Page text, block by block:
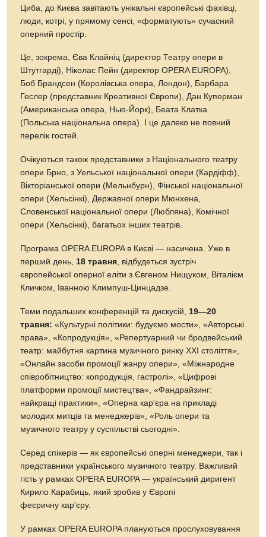
Циба, до Києва завітають унікальні європейські фахівці,
люди, котрі, у прямому сенсі, «форматують» сучасний
оперний простір.
Це, зокрема, Єва Клайніц (директор Театру опери в
Штутгарді), Ніколас Пейн (директор OPERA EUROPA),
Боб Брандсен (Королівська опера, Лондон), Барбара
Геслер (представник Креативної Європи), Дан Куперман
(Американська опера, Нью-Йорк), Беата Клатка
(Польська національна опера). І це далеко не повний
перелік гостей.
Очікуються також представники з Національного театру
опери Брно, з Уельської національної опери (Кардіфф),
Вікторіанської опери (Мельнбурн), Фінської національної
опери (Хельсінкі), Державної опери Мюнхена,
Словенської національної опери (Любляна), Комічної
опери (Хельсінкі), багатьох інших театрів.
Програма OPERA EUROPA в Києві — насичена. Уже в
перший день,18 травня, відбудеться зустріч
європейської оперної еліти з Євгеном Нищуком, Віталієм
Кличком, Іванною Климпуш-Цинцадзе.
Теми подальших конференцій та дискусій,19—20
травня: «Культурні політики: будуємо мости», «Авторські
права», «Копродукція», «Репертуарний чи бродвейський
театр: майбутня картина музичного ринку ХХІ століття»,
«Онлайн засоби промоції жанру опери», «Міжнародне
співробітництво: копродукція, гастролі», «Цифрові
платформи промоції мистецтва», «Фандрайзинг:
найкращі практики», «Оперна кар'єра на прикладі
молодих митців та менеджерів», «Роль опери та
музичного театру у суспільстві сьогодні».
Серед спікерів — як європейські оперні менеджери, так і
представники українського музичного театру. Важливий
гість у рамках OPERA EUROPA — український диригент
Кирило Карабиць, який зробив у Європі
феєричну кар'єру.
У рамках OPERA EUROPA плануються прослуховування